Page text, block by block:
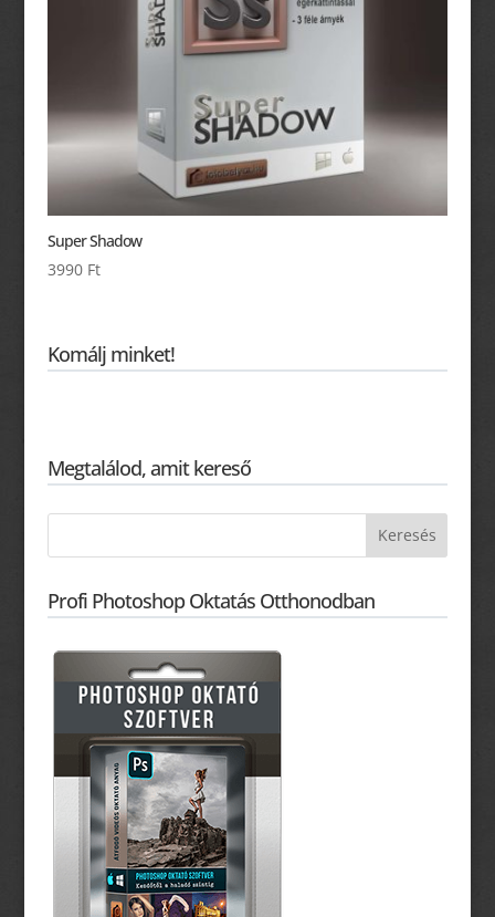
Super Shadow
3990 Ft
Komálj minket!
Megtalálod, amit kereső
Profi Photoshop Oktatás Otthonodban